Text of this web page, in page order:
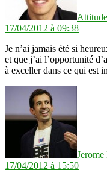
17/04/2012 à 09:38
Je n’ai jamais été si
et que j’ai l’opportunité
à exceller dans ce qui est
Jerome
17/04/2012 à 15:50